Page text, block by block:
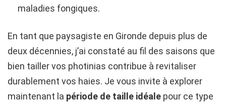
maladies fongiques.
En tant que paysagiste en Gironde depuis plus de
deux décennies, j’ai constaté au fil des saisons que
bien tailler vos photinias contribue à revitaliser
durablement vos haies. Je vous invite à explorer
maintenant la période de taille idéale pour ce type